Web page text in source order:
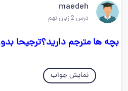
maedeh
درس 2 زبان نهم
بچه ها مترجم دارید؟ترجیحا
نمایش جواب